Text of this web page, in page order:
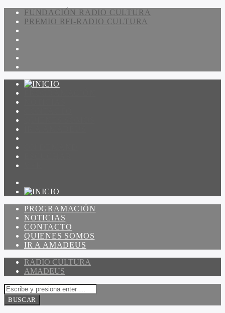
FUNDACIÓN RADIO CULTURA
PREMIO RFI-RADIO CULTURA
PROGRAMACIÓN
NOTICIAS
CONTACTO
QUIENES SOMOS
IR A AMADEUS
RADIO CULTURA
AMADEUS